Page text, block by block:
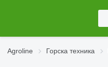
Agroline Горска техника